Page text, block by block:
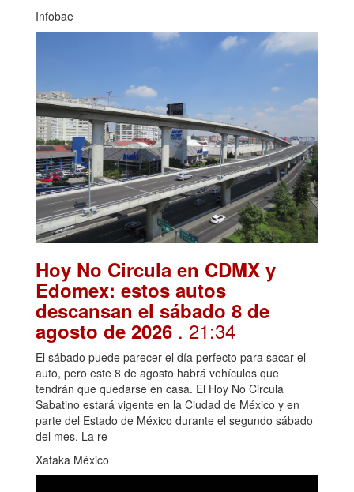
Infobae
Hoy No Circula en CDMX y
Edomex: estos autos
descansan el sábado 8 de
agosto de 2026 . 21:34
El sábado puede parecer el día perfecto para sacar el
auto, pero este 8 de agosto habrá vehículos que
tendrán que quedarse en casa. El Hoy No Circula
Sabatino estará vigente en la Ciudad de México y en
parte del Estado de México durante el segundo sábado
del mes. La re
Xataka México